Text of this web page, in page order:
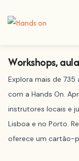
Workshops,
Explora mais de
com a Hands On.
instrutores locais e
Lisboa e no Porto.
oferece um cartão-